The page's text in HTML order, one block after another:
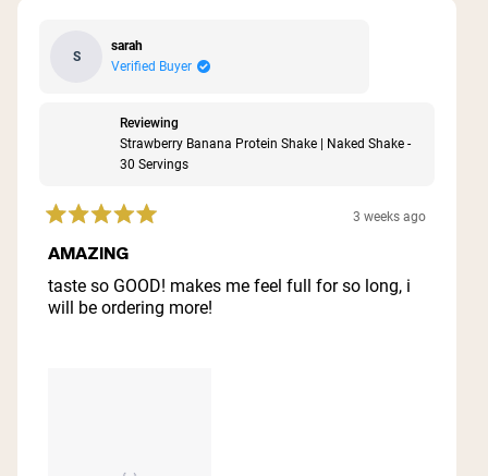
S
sarah
Verified Buyer
Reviewing
Strawberry Banana Protein Shake | Naked Shake -
30 Servings
Rated
5
out
of
5
stars
3 weeks ago
AMAZING
taste so GOOD! makes me feel full for so long, i
will be ordering more!